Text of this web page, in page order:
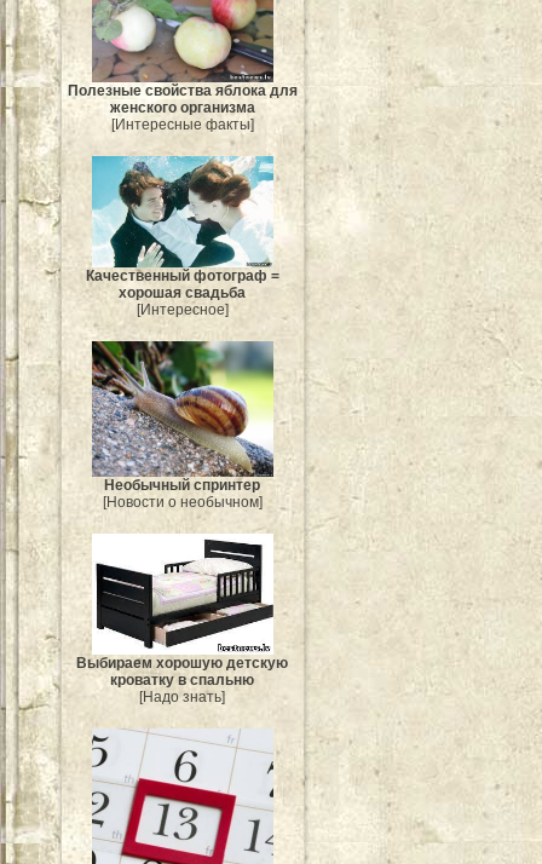
Полезные свойства яблока для
женского организма
[Интересные факты]
Качественный фотограф =
хорошая свадьба
[Интересное]
Необычный спринтер
[Новости о необычном]
Выбираем хорошую детскую
кроватку в спальню
[Надо знать]